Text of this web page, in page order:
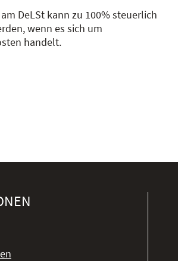
DeLSt kann zu 100% steuerlich
wenn es sich um
handelt.